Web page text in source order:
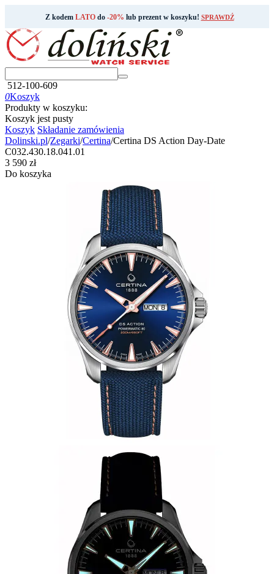
Z kodem LATOdo -20% lub prezent w koszyku! SPRAWDŹ
512-100-609
0Koszyk
Produkty w koszyku:
Koszyk jest pusty
Koszyk Składanie zamówienia
Dolinski.pl/Zegarki/Certina/Certina DS Action Day-Date
C032.430.18.041.01
‍3 590‍ zł
Do koszyka